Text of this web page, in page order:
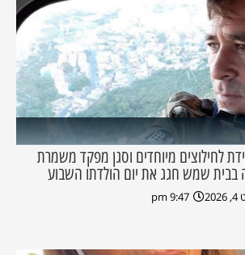
לחילוצים מיוחדים וסגן מפקד משמרת
בבית שמש חגג את יום הולדתו השבוע
9:47 pm